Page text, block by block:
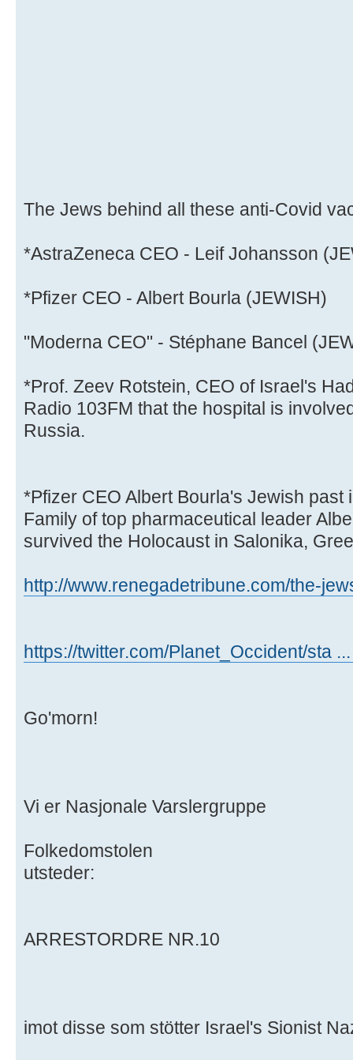
The Jews behind all these anti-Covid
*AstraZeneca CEO - Leif Johansson
*Pfizer CEO - Albert Bourla (JEWISH)
"Moderna CEO" - Stéphane Bancel
*Prof. Zeev Rotstein, CEO of Israel's
Radio 103FM that the hospital is
Russia.
*Pfizer CEO Albert Bourla's Jewish
Family of top pharmaceutical leader
survived the Holocaust in Salonika,
http://www.renegadetribune.com/the-
https://twitter.com/Planet_Occident/sta
Go'morn!
Vi er Nasjonale Varslergruppe
Folkedomstolen
utsteder:
ARRESTORDRE NR.10
imot disse som stötter Israel's Sionist